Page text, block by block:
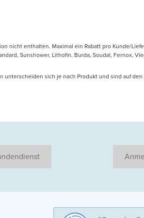
nicht enthalten. Maximal ein Rabatt pro Kunde/
Sunshower, Lithofin, Burda, Soudal, Fernox,
sich je nach Produkt und sind auf